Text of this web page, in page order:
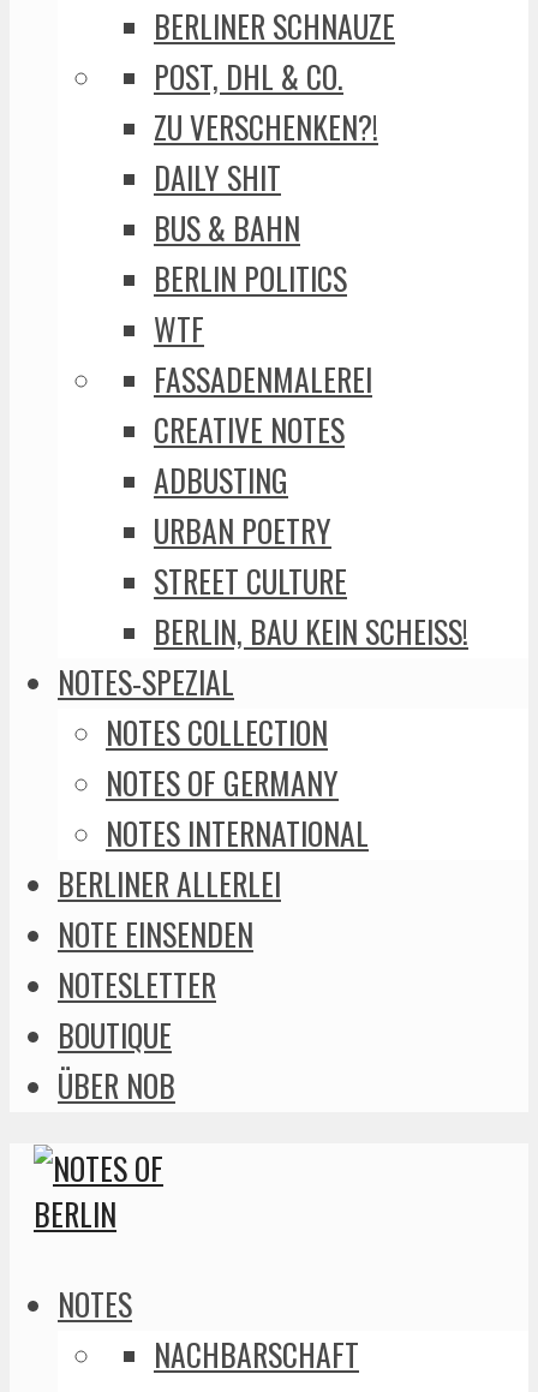
BERLINER SCHNAUZE
POST, DHL & CO.
ZU VERSCHENKEN?!
DAILY SHIT
BUS & BAHN
BERLIN POLITICS
WTF
FASSADENMALEREI
CREATIVE NOTES
ADBUSTING
URBAN POETRY
STREET CULTURE
BERLIN, BAU KEIN SCHEISS!
NOTES-SPEZIAL
NOTES COLLECTION
NOTES OF GERMANY
NOTES INTERNATIONAL
BERLINER ALLERLEI
NOTE EINSENDEN
NOTESLETTER
BOUTIQUE
ÜBER NOB
NOTES
NACHBARSCHAFT